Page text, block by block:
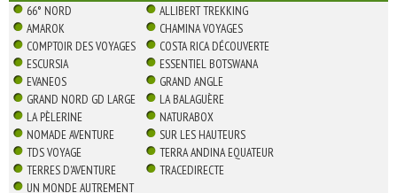
66° NORD
ALLIBERT TREKKING
AMAROK
CHAMINA VOYAGES
COMPTOIR DES VOYAGES
COSTA RICA DÉCOUVERTE
ESCURSIA
ESSENTIEL BOTSWANA
EVANEOS
GRAND ANGLE
GRAND NORD GD LARGE
LA BALAGUÈRE
LA PÈLERINE
NATURABOX
NOMADE AVENTURE
SUR LES HAUTEURS
TDS VOYAGE
TERRA ANDINA EQUATEUR
TERRES D'AVENTURE
TRACEDIRECTE
UN MONDE AUTREMENT